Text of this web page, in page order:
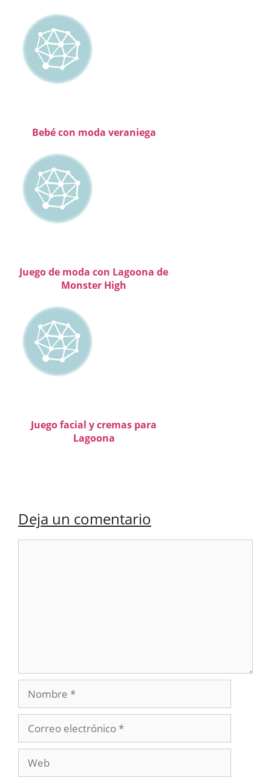
Bebé con moda veraniega
Juego de moda con Lagoona de
Monster High
Juego facial y cremas para
Lagoona
Deja un comentario
Nombre
electrónico